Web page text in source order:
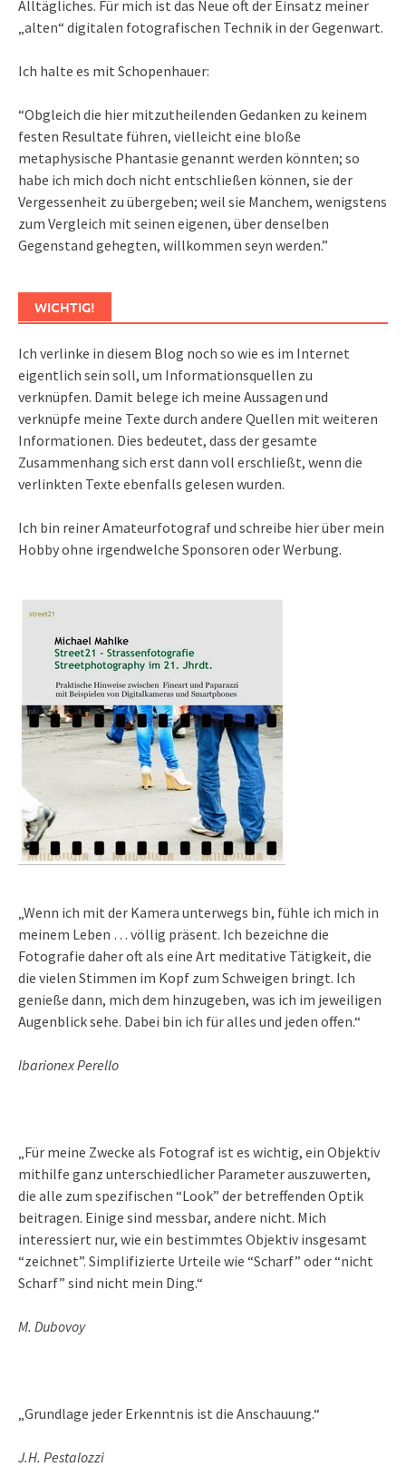
Alltägliches. Für mich ist das Neue oft der Einsatz meiner
„alten“ digitalen fotografischen Technik in der Gegenwart.
Ich halte es mit Schopenhauer:
“Obgleich die hier mitzutheilenden Gedanken zu keinem
festen Resultate führen, vielleicht eine bloße
metaphysische Phantasie genannt werden könnten; so
habe ich mich doch nicht entschließen können, sie der
Vergessenheit zu übergeben; weil sie Manchem, wenigstens
zum Vergleich mit seinen eigenen, über denselben
Gegenstand gehegten, willkommen seyn werden.”
WICHTIG!
Ich verlinke in diesem Blog noch so wie es im Internet
eigentlich sein soll, um Informationsquellen zu
verknüpfen. Damit belege ich meine Aussagen und
verknüpfe meine Texte durch andere Quellen mit weiteren
Informationen. Dies bedeutet, dass der gesamte
Zusammenhang sich erst dann voll erschließt, wenn die
verlinkten Texte ebenfalls gelesen wurden.
Ich bin reiner Amateurfotograf und schreibe hier über mein
Hobby ohne irgendwelche Sponsoren oder Werbung.
„Wenn ich mit der Kamera unterwegs bin, fühle ich mich in
meinem Leben … völlig präsent. Ich bezeichne die
Fotografie daher oft als eine Art meditative Tätigkeit, die
die vielen Stimmen im Kopf zum Schweigen bringt. Ich
genieße dann, mich dem hinzugeben, was ich im jeweiligen
Augenblick sehe. Dabei bin ich für alles und jeden offen.“
Ibarionex Perello
„Für meine Zwecke als Fotograf ist es wichtig, ein Objektiv
mithilfe ganz unterschiedlicher Parameter auszuwerten,
die alle zum spezifischen “Look” der betreffenden Optik
beitragen. Einige sind messbar, andere nicht. Mich
interessiert nur, wie ein bestimmtes Objektiv insgesamt
“zeichnet”. Simplifizierte Urteile wie “Scharf” oder “nicht
Scharf” sind nicht mein Ding.“
M. Dubovoy
„Grundlage jeder Erkenntnis ist die Anschauung.“
J.H. Pestalozzi